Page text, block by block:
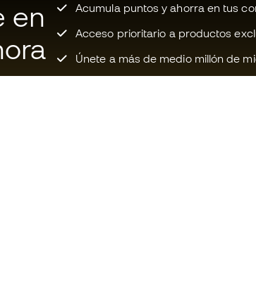
en
Acumula puntos y ahorra en tus
Acceso prioritario a productos
Únete a más de medio millón de